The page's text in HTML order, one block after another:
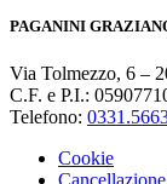
PAGANINI
Via Tolmezzo, 6 –
C.F. e P.I.:
Telefono:
Cookie